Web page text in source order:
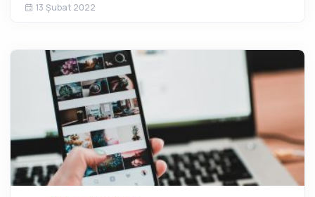
13 Şubat 2022